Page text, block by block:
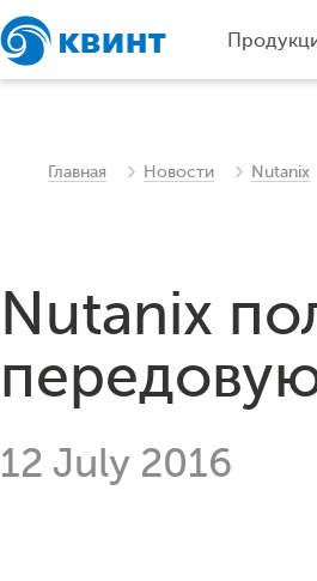
Главная Новости Nutanix
Nutanix
12 July 2016